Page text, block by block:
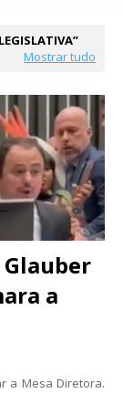
Mostrar tudo
a
a Mesa Diretora.